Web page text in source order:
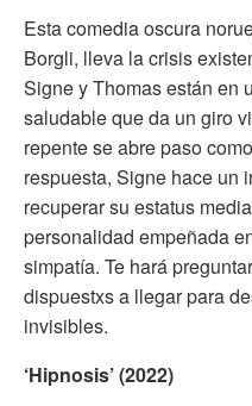
Esta comedia oscura
Borgli, lleva la crisis
Signe y Thomas están en
saludable que da un giro
repente se abre paso
respuesta, Signe hace un
recuperar su estatus
personalidad empeñada
simpatía. Te hará
dispuestxs a llegar para
invisibles.
‘Hipnosis’ (2022)